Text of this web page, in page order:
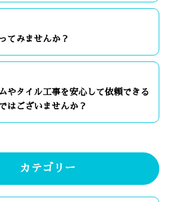
てみませんか？
やタイル工事を安心して依頼できる
はございませんか？
カテゴリー